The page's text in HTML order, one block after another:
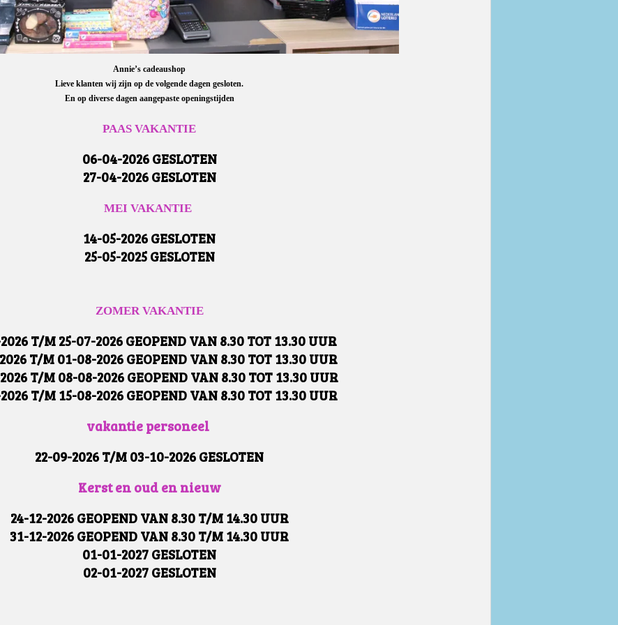
Annie’s cadeaushop
Lieve klanten wij zijn op de volgende dagen gesloten.
En op diverse dagen aangepaste openingstijden
PAAS VAKANTIE
06-04-2026 GESLOTEN
27-04-2026 GESLOTEN
MEI VAKANTIE
14-05-2026 GESLOTEN
25-05-2025 GESLOTEN
ZOMER VAKANTIE
T/M 25-07-2026 GEOPEND VAN 8.30 TOT 13.30 UUR
T/M 01-08-2026 GEOPEND VAN 8.30 TOT 13.30 UUR
T/M 08-08-2026 GEOPEND VAN 8.30 TOT 13.30 UUR
T/M 15-08-2026 GEOPEND VAN 8.30 TOT 13.30 UUR
vakantie personeel
22-09-2026 T/M 03-10-2026 GESLOTEN
Kerst en oud en nieuw
24-12-2026 GEOPEND VAN 8.30 T/M 14.30 UUR
31-12-2026 GEOPEND VAN 8.30 T/M 14.30 UUR
01-01-2027 GESLOTEN
02-01-2027 GESLOTEN